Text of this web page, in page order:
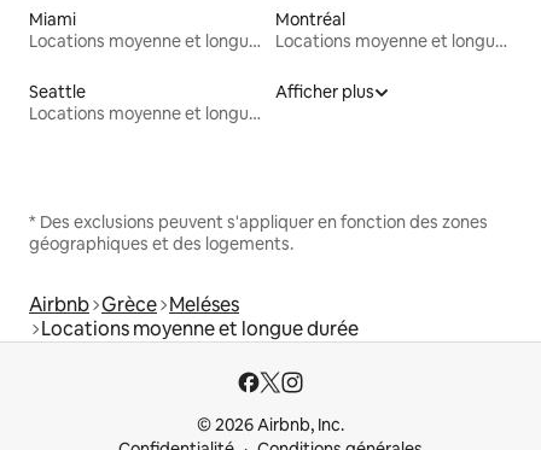
Miami
Locations moyenne et longue durée
Montréal
Locations moyenne et longue durée
Seattle
Locations moyenne et longue durée
Afficher plus
* Des exclusions peuvent s'appliquer en fonction des zones
géographiques et des logements.
Airbnb Grèce Meléses
Locations moyenne et longue durée
© 2026 Airbnb, Inc.